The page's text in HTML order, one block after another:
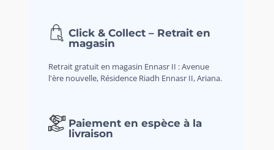
Click & Collect – Retrait en
magasin
Retrait gratuit en magasin Ennasr II : Avenue
l'ère nouvelle, Résidence Riadh Ennasr II, Ariana.
Paiement en espèce à la
livraison